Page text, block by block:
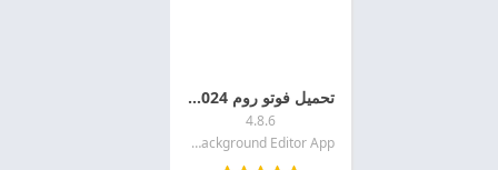
تحميل فوتو روم 2024 PhotoRoom Pro للاندرويد اخر اصدار مجانا
4.8.6
PhotoRoom Background Editor App